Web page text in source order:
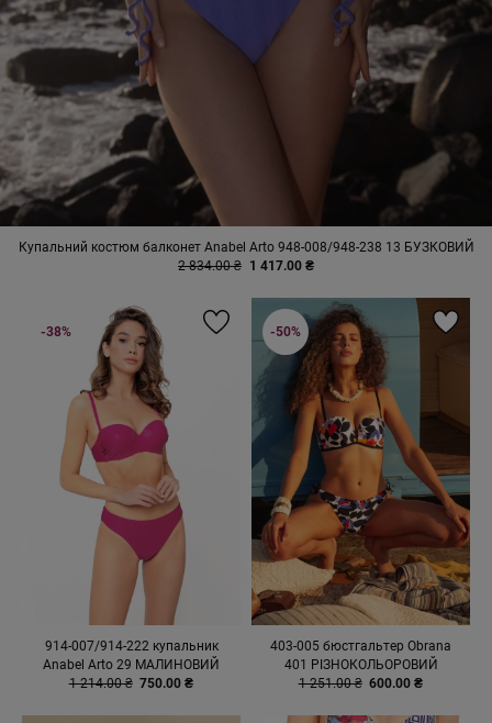
Купальний костюм балконет Anabel Arto 948-008/948-238 13 БУЗКОВИЙ
2 834.00 ₴ 1 417.00 ₴
914-007/914-222 купальник
Anabel Arto 29 МАЛИНОВИЙ
1 214.00 ₴ 750.00 ₴
-38%
403-005 бюстгальтер Obrana
401 РІЗНОКОЛЬОРОВИЙ
1 251.00 ₴ 600.00 ₴
-50%